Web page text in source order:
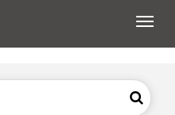
展
搜尋